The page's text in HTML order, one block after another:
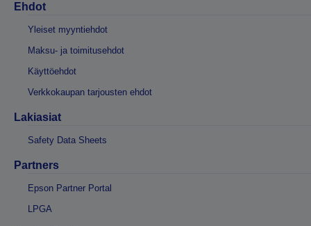
Ehdot
Yleiset myyntiehdot
Maksu- ja toimitusehdot
Käyttöehdot
Verkkokaupan tarjousten ehdot
Lakiasiat
Safety Data Sheets
Partners
Epson Partner Portal
LPGA